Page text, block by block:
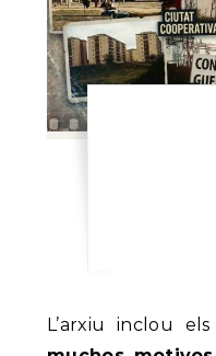
L’arxiu inclou